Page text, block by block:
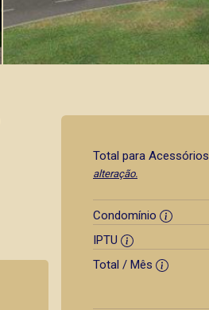
Total para Acessórios
alteração.
Condomínio
IPTU
Total / Mês